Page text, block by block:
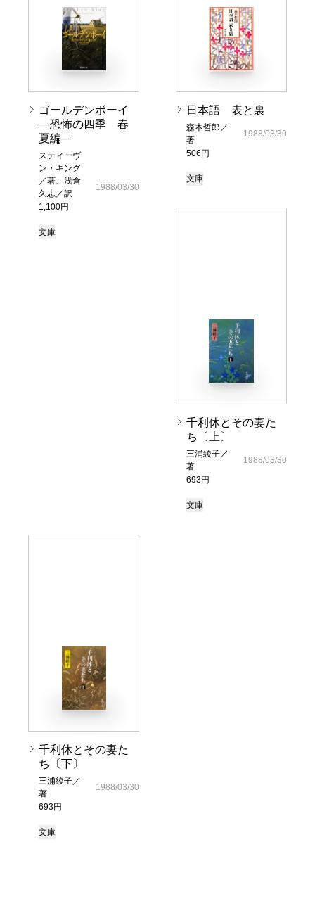
ゴールデンボーイ
―恐怖の四季 春
夏編―
スティーヴ
ン・キング
／著、浅倉
久志／訳
1,100円
1988/03/30
文庫
日本語 表と裏
森本哲郎／
著
506円
1988/03/30
文庫
千利休とその妻た
ち〔上〕
三浦綾子／
著
693円
1988/03/30
文庫
千利休とその妻た
ち〔下〕
三浦綾子／
著
693円
1988/03/30
文庫